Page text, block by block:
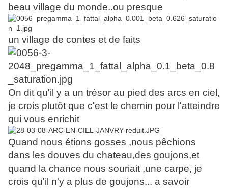
beau village du monde..ou presque
un village de contes et de faits
On dit qu'il y a un trésor au pied des arcs en ciel,
je crois plutôt que c'est le chemin pour l'atteindre
qui vous enrichit
Quand nous étions gosses ,nous pêchions
dans les douves du chateau,des goujons,et
quand la chance nous souriait ,une carpe, je
crois qu'il n'y a plus de goujons... a savoir